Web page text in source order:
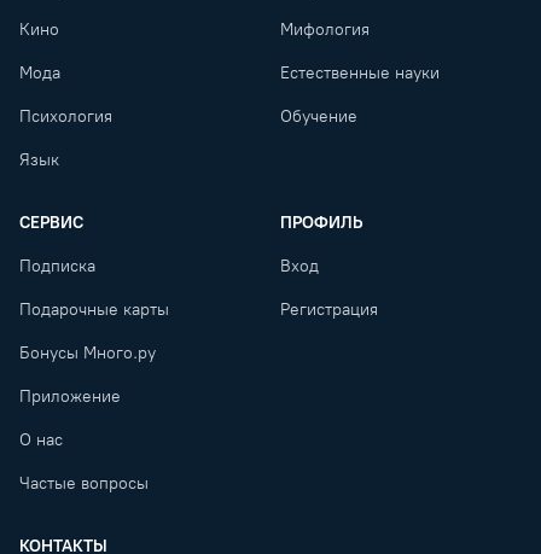
Кино Мифология
Мода Естественные науки
Психология Обучение
Язык
СЕРВИС
Подписка
Подарочные карты
Бонусы Много.ру
Приложение
О нас
Частые вопросы
ПРОФИЛЬ
Вход
Регистрация
КОНТАКТЫ